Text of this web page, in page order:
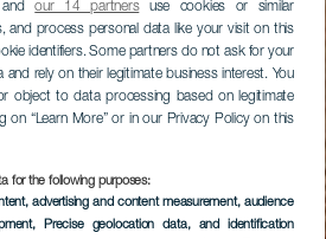
andour 14 partnersuse cookies or similar
and process personal data like your visit on this
identifiers. Some partners do not ask for your
rely on their legitimate business interest. You
object to data processing based on legitimate
on “Learn More” or in our Privacy Policy on this
for the following purposes:
advertising and content measurement, audience
, Precise geolocation data, and identification